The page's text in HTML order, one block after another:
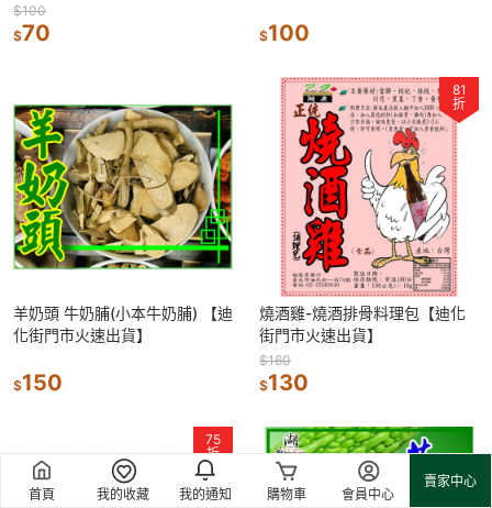
首頁 我的收藏 我的通知 購物車 會員中心
賣家中心
$100
$70 $100
羊奶頭 牛奶脯(小本牛奶脯) 【迪
化街門市火速出貨】
$150
81
折
燒酒雞-燒酒排骨料理包【迪化
街門市火速出貨】
$160
$130
75
折